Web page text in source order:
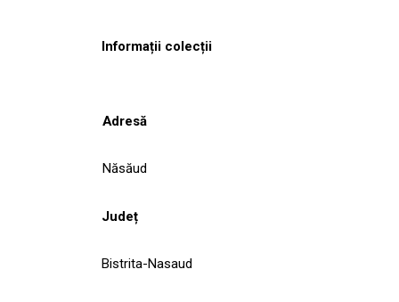
Informații colecții
Adresă
Năsăud
Județ
Bistrita-Nasaud